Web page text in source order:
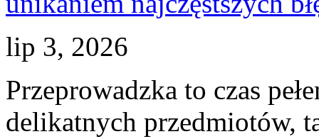
lip 3, 2026
Przeprowadzka to czas
delikatnych przedmiotów,